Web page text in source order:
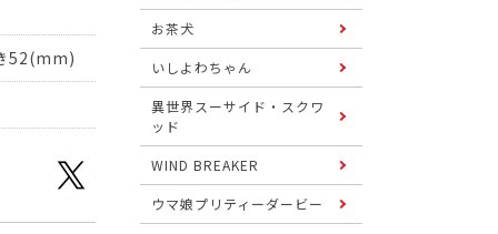
52(mm)
お茶犬
いしよわちゃん
異世界スーサイド・スクワ
ッド
WIND BREAKER
ウマ娘プリティーダービー